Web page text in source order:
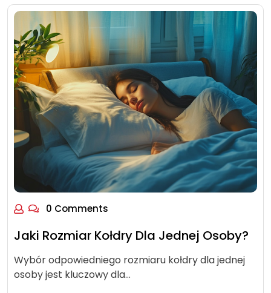
0 Comments
Jaki Rozmiar Kołdry Dla Jednej Osoby?
Wybór odpowiedniego rozmiaru kołdry dla jednej
osoby jest kluczowy dla…